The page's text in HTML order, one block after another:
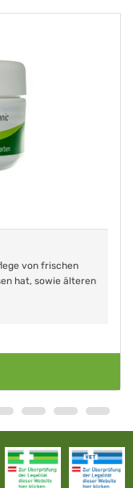
von frischen
hat, sowie älteren